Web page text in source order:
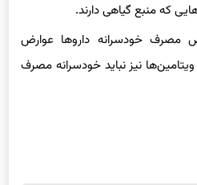
که منبع گیاهی دارند.
خودسرانه داروها عوارض
نیز نباید خودسرانه مصرف